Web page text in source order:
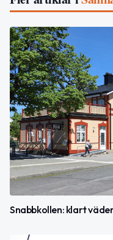
Snabbkollen: klart